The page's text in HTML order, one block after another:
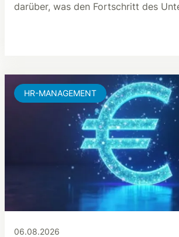
darüber, was den Fortschritt des
06.08.2026
HR-MANAGEMENT